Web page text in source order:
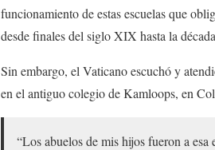
funcionamiento de estas escuelas que
desde finales del siglo XIX hasta la
Sin embargo, el Vaticano escuchó y
en el antiguo colegio de Kamloops, en
“Los abuelos de mis hijos fueron a